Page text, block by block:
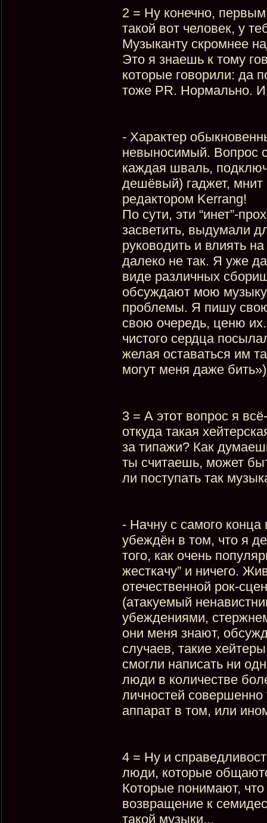
2 = Ну конечно,
такой вот человек, у
Музыканту скромнее
Это я знаешь к тому
которые говорили: да
тоже PR. Нормально. И
- Характер
невыносимый. Вопрос с
каждая шваль,
дешёвый) гаджет,
редактором Kerrang!
По сути, эти “инет”-
засветить, выдумали
руководить и влиять
далеко не так. Я уже
виде различных
обсуждают мою
проблемы. Я пишу
свою очередь, ценю
чистого сердца
желая оставаться им
могут меня даже
3 = А этот вопрос я
откуда такая
за типажи? Как
ты считаешь, может
ли поступать так
- Начну с самого конца
убеждён в том, что я
того, как очень
жесткачу” и ничего.
отечественной рок-
(атакуемый
убеждениями,
они меня знают,
случаев, такие
смогли написать ни
люди в количестве
личностей
аппарат в том, или
4 = Ну и
люди, которые
Которые понимают,
возвращение к
такой музыки...